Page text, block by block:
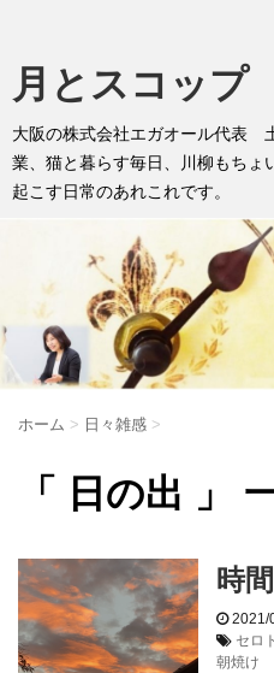
月とスコップ
大阪の株式会社エガオール代表
業、猫と暮らす毎日、川柳もちょ
起こす日常のあれこれです。
ホーム > 日々雑感 >
「 日の出 」
時
2021/
セロ
朝焼け